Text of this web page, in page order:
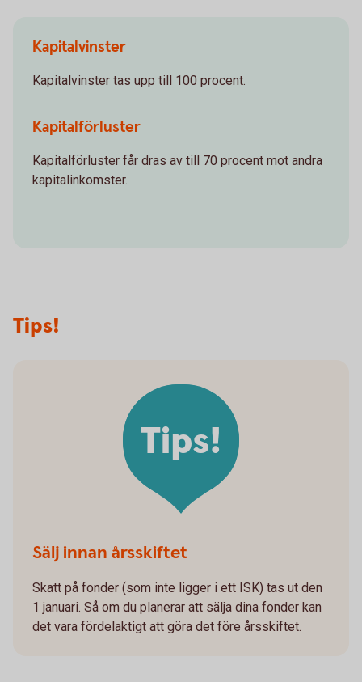
Kapitalvinster
Kapitalvinster tas upp till 100 procent.
Kapitalförluster
Kapitalförluster får dras av till 70 procent mot andra
kapitalinkomster.
Tips!
Sälj innan årsskiftet
Skatt på fonder (som inte ligger i ett ISK) tas ut den
1 januari. Så om du planerar att sälja dina fonder kan
det vara fördelaktigt att göra det före årsskiftet.
Tips!